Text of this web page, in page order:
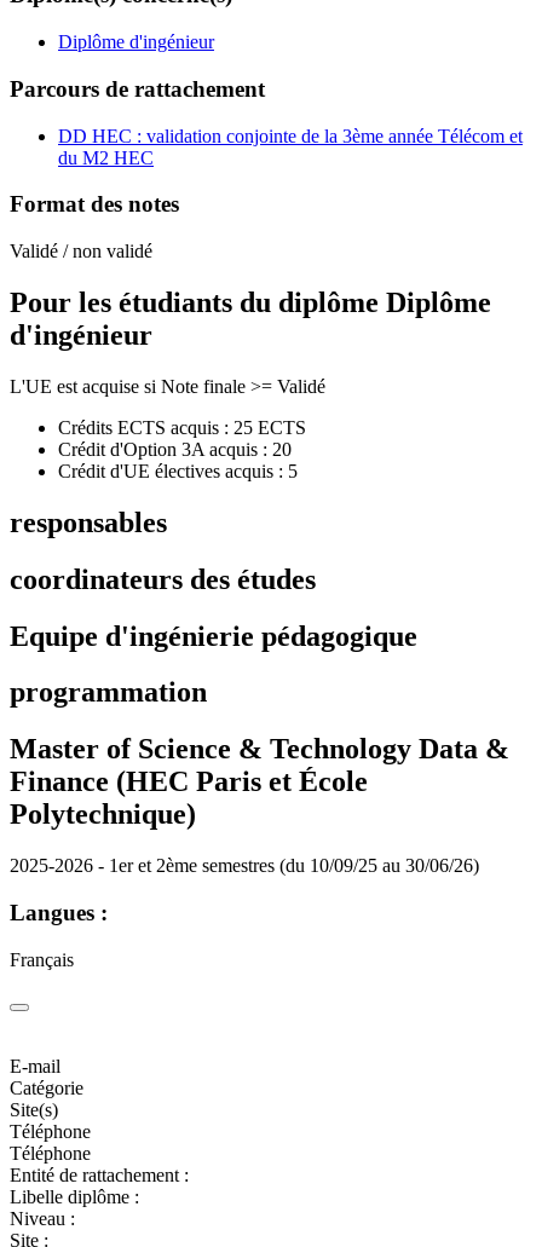
Diplôme d'ingénieur
Parcours de rattachement
DD HEC : validation conjointe de la 3ème année Télécom et
du M2 HEC
Format des notes
Validé / non validé
Pour les étudiants du diplôme Diplôme
d'ingénieur
L'UE est acquise si Note finale >= Validé
Crédits ECTS acquis : 25 ECTS
Crédit d'Option 3A acquis : 20
Crédit d'UE électives acquis : 5
responsables
coordinateurs des études
Equipe d'ingénierie pédagogique
programmation
Master of Science & Technology Data &
Finance (HEC Paris et École
Polytechnique)
2025-2026 - 1er et 2ème semestres (du 10/09/25 au 30/06/26)
Langues :
Français
E-mail
Catégorie
Site(s)
Téléphone
Téléphone
Entité de rattachement :
Libelle diplôme :
Niveau :
Site :